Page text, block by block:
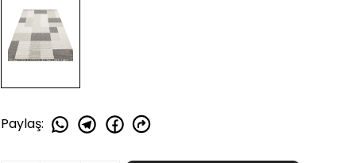
Paylaş: